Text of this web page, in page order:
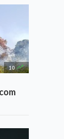
10 